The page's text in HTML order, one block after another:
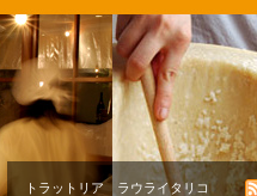
トラットリア ラウライタリコ